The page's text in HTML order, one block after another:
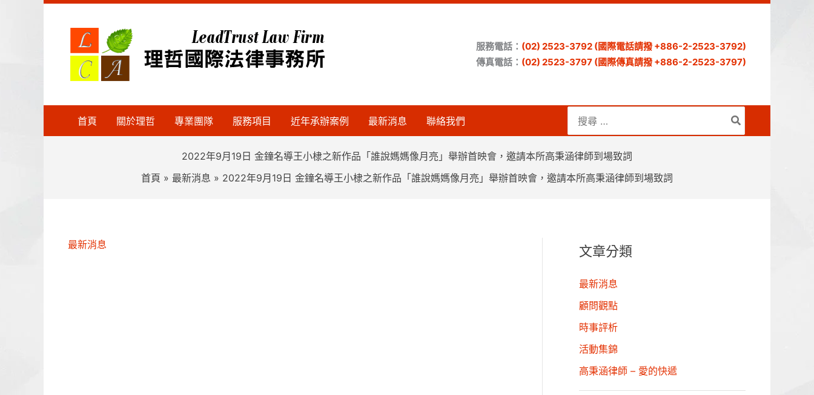
服務電話： (02) 2523-3792 (國際電話請撥 +886-2-2523-3792)
傳真電話： (02) 2523-3797 (國際傳真請撥 +886-2-2523-3797)
首頁 關於理哲 專業團隊 服務項目 近年承辦案例 最新消息 聯絡我們
尋：
2022年9月19日 金鐘名導王小棣之新作品「誰說媽媽像月亮」舉辦首映會，邀請本所高秉涵律師到場致詞
首頁
最新消息 2022年9月19日 金鐘名導王小棣之新作品「誰說媽媽像月亮」舉辦首映會，邀請本所高秉涵律師到場致詞
最新消息 文章分類
最新消息
顧問觀點
時事評析
活動集錦
高秉涵律師 – 愛的快遞